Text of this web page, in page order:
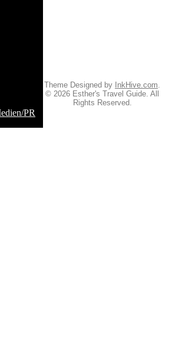
PR
Theme Designed by InkHive.com
© 2026 Esther's Travel Guide. All
Rights Reserved.